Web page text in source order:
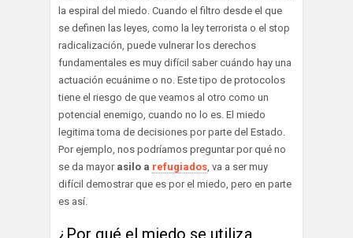
la espiral del miedo. Cuando el filtro desde el que
se definen las leyes, como la ley terrorista o el stop
radicalización, puede vulnerar los derechos
fundamentales es muy difícil saber cuándo hay una
actuación ecuánime o no. Este tipo de protocolos
tiene el riesgo de que veamos al otro como un
potencial enemigo, cuando no lo es. El miedo
legitima toma de decisiones por parte del Estado.
Por ejemplo, nos podríamos preguntar por qué no
se da mayor asilo a refugiados , va a ser muy
difícil demostrar que es por el miedo, pero en parte
es así.
¿Por qué el miedo se utiliza